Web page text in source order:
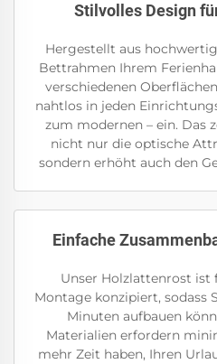
Stilvolles Design
Hergestellt aus
Bettrahmen Ihrem
verschiedenen
nahtlos in jeden
zum modernen – ein. Das
nicht nur die optische
sondern erhöht auch den
Einfache
Unser Holzlattenrost ist
Montage konzipiert, sodass
Minuten aufbauen
Materialien erfordern
mehr Zeit haben, Ihren